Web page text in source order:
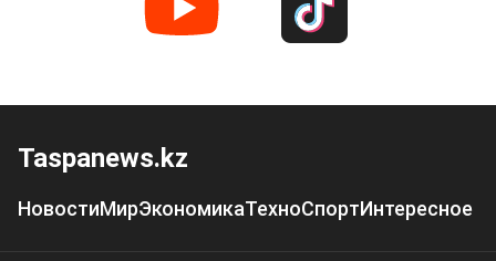
Taspanews.kz
НовостиМирЭкономикаТехноСпортИнтересное